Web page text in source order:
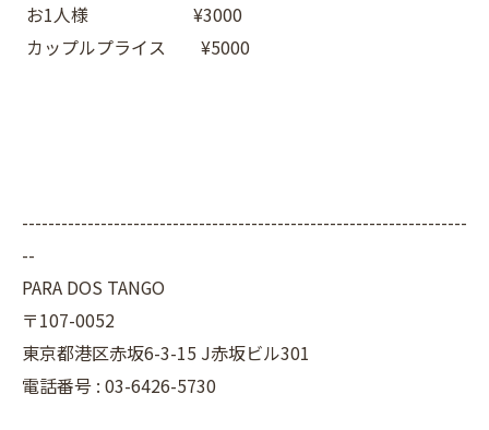
お1人様 ¥3000
カップルプライス ¥5000
--------------------------------------------------------------------
--
PARA DOS TANGO
〒107-0052
東京都港区赤坂6-3-15 J赤坂ビル301
電話番号 : 03-6426-5730